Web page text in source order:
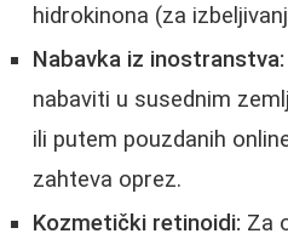
hidrokinona (za
Nabavka iz inostranstva:
nabaviti u susednim
ili putem pouzdanih
zahteva oprez.
Kozmetički retinoidi: Za